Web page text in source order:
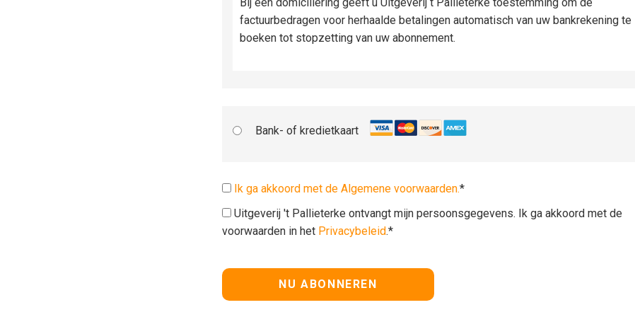
factuurbedragen voor herhaalde betalingen automatisch van uw bankrekening te
boeken tot stopzetting van uw abonnement.
Bank- of kredietkaart
Ik ga akkoord met de Algemene voorwaarden.*
Uitgeverij 't Pallieterke ontvangt mijn persoonsgegevens. Ik ga akkoord met de
voorwaarden in het Privacybeleid.*
Geen waarde